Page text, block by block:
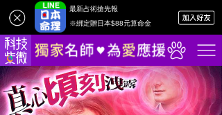
最新占術搶先報
※綁定贈日本$88元算命金